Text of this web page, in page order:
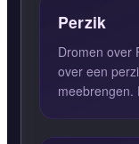
Perzik
Dromen over
over een
meebrengen.